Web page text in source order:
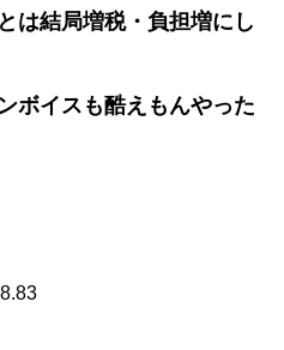
は結局増税・負担増にし
ボイスも酷えもんやった